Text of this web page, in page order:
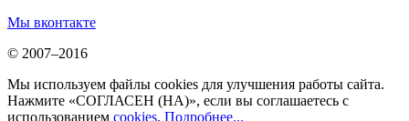
Мы вконтакте
© 2007–2016
Мы используем файлы cookies для улучшения работы сайта.
Нажмите «СОГЛАСЕН (НА)», если вы соглашаетесь с
использованием cookies. Подробнее...